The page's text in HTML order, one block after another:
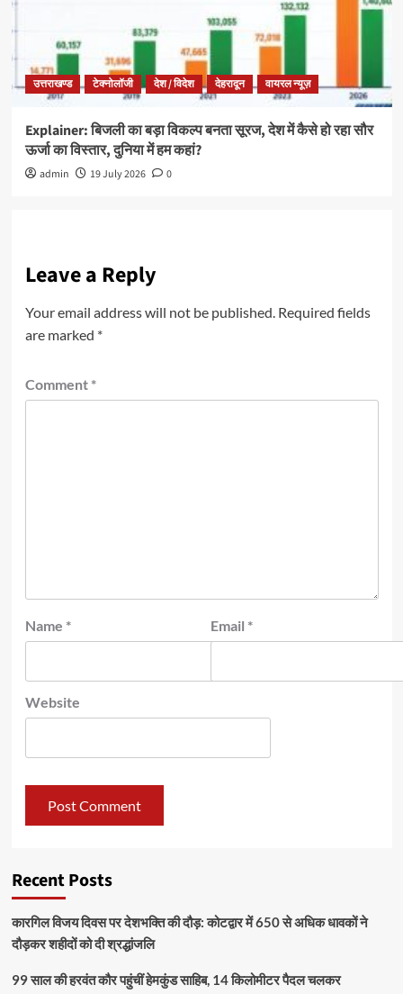
उत्तराखण्ड टेक्नोलॉजी देश / विदेश देहरादून वायरल न्यूज़
Explainer: बिजली का बड़ा विकल्प बनता सूरज, देश में कैसे हो रहा सौर
ऊर्जा का विस्तार, दुनिया में हम कहां?
admin 19 July 2026 0
Leave a Reply
Your email address will not be published. Required fields
are marked *
Comment *
Name * Email *
Website
Recent Posts
कारगिल विजय दिवस पर देशभक्ति की दौड़: कोटद्वार में 650 से अधिक धावकों ने
दौड़कर शहीदों को दी श्रद्धांजलि
99 साल की हरवंत कौर पहुंचीं हेमकुंड साहिब, 14 किलोमीटर पैदल चलकर